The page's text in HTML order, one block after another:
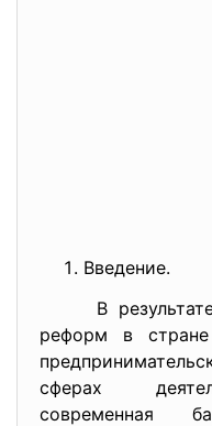
Введение.
В результате
реформ в
сферах
современная